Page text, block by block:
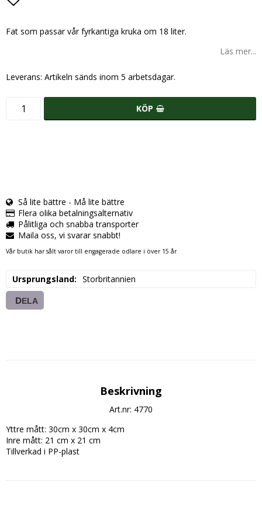
Lägg till i favoritlistan
Fat som passar vår fyrkantiga kruka om 18 liter.
Läs mer...
Leverans: Artikeln sänds inom 5 arbetsdagar.
KÖP
Så lite bättre - Må lite bättre
Flera olika betalningsalternativ
Pålitliga och snabba transporter
Maila oss, vi svarar snabbt!
Vår butik har sålt varor till engagerade odlare i över 15 år
Ursprungsland Storbritannien
DELA
Beskrivning
Art.nr: 4770
Yttre mått: 30cm x 30cm x 4cm
Inre mått: 21 cm x 21 cm